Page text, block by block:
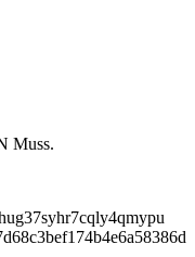
Muss.